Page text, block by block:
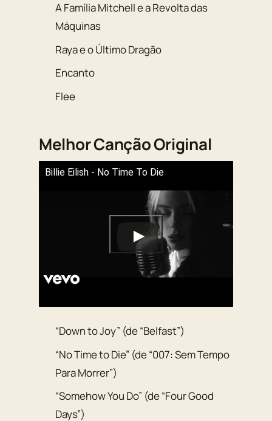
A Família Mitchell e a Revolta das
Máquinas
Raya e o Último Dragão
Encanto
Flee
Melhor Canção Original
Billie Eilish - No Time To Die
“Down to Joy” (de “Belfast”)
“No Time to Die” (de “007: Sem Tempo
Para Morrer”)
“Somehow You Do” (de “Four Good
Days”)